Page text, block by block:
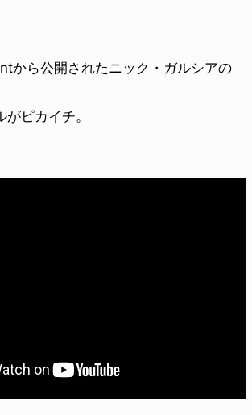
から公開されたニック・ガルシアの
ピカイチ。